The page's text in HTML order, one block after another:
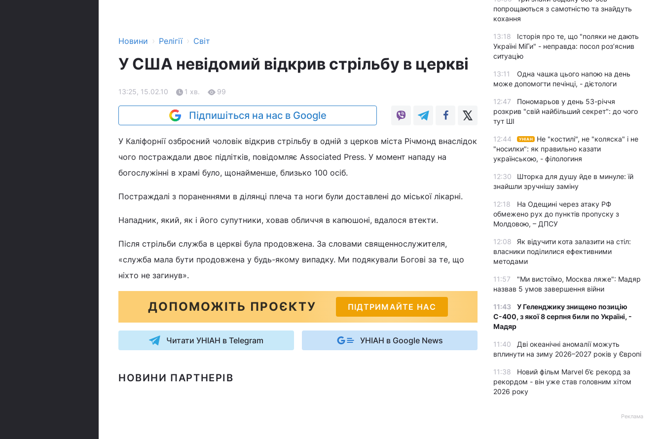
Новини › Релігії › Світ
У США невідомий відкрив стрільбу в церкві
13:25, 15.02.10 1 хв. 99
Підпишіться на нас в Google
У Каліфорнії озброєний чоловік відкрив стрільбу в одній з церков міста Річмонд внаслідок
чого постраждали двоє підлітків, повідомляє Associated Press. У момент нападу на
богослужінні в храмі було, щонайменше, близько 100 осіб.
Постраждалі з пораненнями в ділянці плеча та ноги були доставлені до міської лікарні.
Нападник, який, як і його супутники, ховав обличчя в капюшоні, вдалося втекти.
Після стрільби служба в церкві була продовжена. За словами священнослужителя,
«служба мала бути продовжена у будь-якому випадку. Ми подякували Богові за те, що
ніхто не загинув».
ДОПОМОЖІТЬ ПРОЄКТУ ПІДТРИМАЙТЕ НАС
Читати УНІАН в Telegram УНІАН в Google News
НОВИНИ ПАРТНЕРІВ
попрощаються з самотністю та знайдуть
кохання
13:18
Історія про те, що "поляки не дають
Україні МіГи" - неправда: посол роз’яснив
ситуацію
13:11
Одна чашка цього напою на день
може допомогти печінці, - дієтологи
12:47
Пономарьов у день 53-річчя
розкрив "свій найбільший секрет": до чого
тут ШІ
12:44 УНІАН
Не "костилі", не "коляска" і не
"носилки": як правильно казати
українською, - філологиня
12:30
Шторка для душу йде в минуле: їй
знайшли зручнішу заміну
12:18
На Одещині через атаку РФ
обмежено рух до пунктів пропуску з
Молдовою, – ДПСУ
12:08
Як відучити кота залазити на стіл:
власники поділилися ефективними
методами
11:57
"Ми вистоїмо, Москва ляже": Мадяр
назвав 5 умов завершення війни
11:43
У Геленджику знищено позицію
С-400, з якої 8 серпня били по Україні, -
Мадяр
11:40
Дві океанічні аномалії можуть
вплинути на зиму 2026–2027 років у Європі
11:38
Новий фільм Marvel б’є рекорд за
рекордом - він уже став головним хітом
2026 року
Реклама